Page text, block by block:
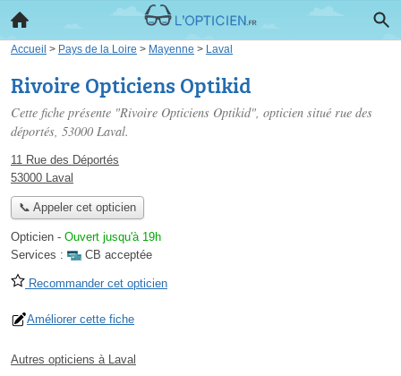
Accueil > Pays de la Loire > Mayenne > Laval
Rivoire Opticiens Optikid
Cette fiche présente "Rivoire Opticiens Optikid", opticien situé rue des
déportés, 53000 Laval.
11 Rue des Déportés
53000 Laval
📞 Appeler cet opticien
Opticien - Ouvert jusqu'à 19h
Services :
CB acceptée
Recommander cet opticien
Améliorer cette fiche
Autres opticiens à Laval